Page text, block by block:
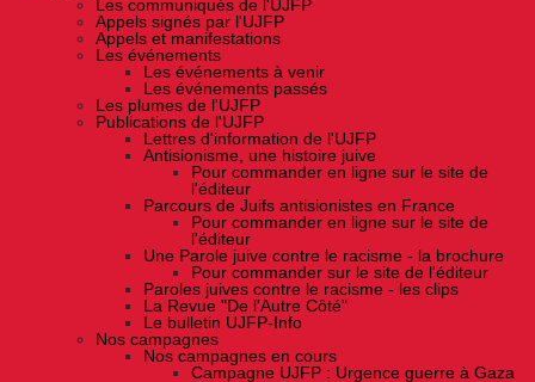
Les communiqués de l'UJFP
Appels signés par l'UJFP
Appels et manifestations
Les événements
Les événements à venir
Les événements passés
Les plumes de l'UJFP
Publications de l'UJFP
Lettres d'information de l'UJFP
Antisionisme, une histoire juive
Pour commander en ligne sur le site de
l'éditeur
Parcours de Juifs antisionistes en France
Pour commander en ligne sur le site de
l'éditeur
Une Parole juive contre le racisme - la brochure
Pour commander sur le site de l'éditeur
Paroles juives contre le racisme - les clips
La Revue "De l'Autre Côté"
Le bulletin UJFP-Info
Nos campagnes
Nos campagnes en cours
Campagne UJFP : Urgence guerre à Gaza